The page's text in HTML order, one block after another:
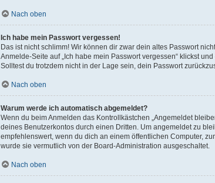
Nach oben
Ich habe mein Passwort vergessen!
Das ist nicht schlimm! Wir können dir zwar dein altes Passwort
Anmelde-Seite auf „Ich habe mein Passwort vergessen“ klickst
Solltest du trotzdem nicht in der Lage sein, dein Passwort
Nach oben
Warum werde ich automatisch abgemeldet?
Wenn du beim Anmelden das Kontrollkästchen „Angemeldet
deines Benutzerkontos durch einen Dritten. Um angemeldet zu
empfehlenswert, wenn du dich an einem öffentlichen Computer,
wurde sie vermutlich von der Board-Administration ausgeschaltet.
Nach oben